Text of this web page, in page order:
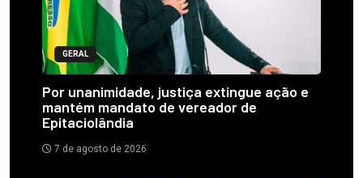
GERAL
Por unanimidade, justiça extingue ação e
mantém mandato de vereador de
Epitaciolândia
7 de agosto de 2026